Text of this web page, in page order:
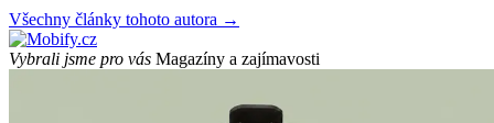
Všechny články tohoto autora →
Vybrali jsme pro vás Magazíny a zajímavosti